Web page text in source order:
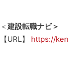
＜建設転職ナビ＞
【URL】 https://